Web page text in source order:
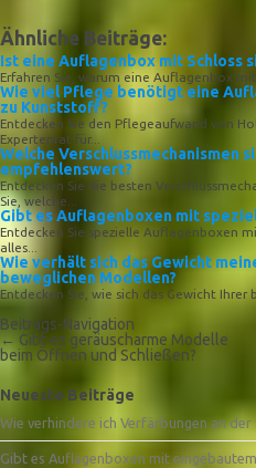
Ähnliche Beiträge:
Ist eine Auflagenbox mit Schloss
Erfahren Sie, warum eine Auflagenbox mit
Wie viel Pflege benötigt eine
zu Kunststoff?
Entdecken Sie den Pflegeaufwand von
Expertenrat für...
Welche Verschlussmechanismen
empfehlenswert?
Entdecken Sie die besten
Sie, welche...
Gibt es Auflagenboxen mit
Entdecken Sie spezielle Auflagenboxen
alles...
Wie verhält sich das Gewicht
beweglichen Modellen?
Entdecken Sie, wie sich das Gewicht
Beitrags-Navigation
← Gibt es geräuscharme Modelle
beim Öffnen und Schließen?
Neueste Beiträge
Wie verhindere ich Verfärbungen an der
Gibt es Auflagenboxen mit